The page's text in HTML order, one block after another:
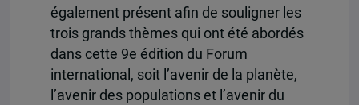
également présent afin de souligner les
trois grands thèmes qui ont été abordés
dans cette 9e édition du Forum
international, soit l’avenir de la planète,
l’avenir des populations et l’avenir du